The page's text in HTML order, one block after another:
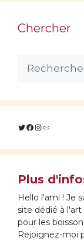
Chercher
Rechercher :
Twitter
Facebook
Instagram
Lien
Plus
Hello l'ami ! Je
site dédié à
pour les
Rejoignez-moi